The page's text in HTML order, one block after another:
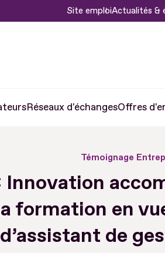
Site emploiActualités &
Réseaux d'échangesOffres
Témoignage
Innovation
formation en
de